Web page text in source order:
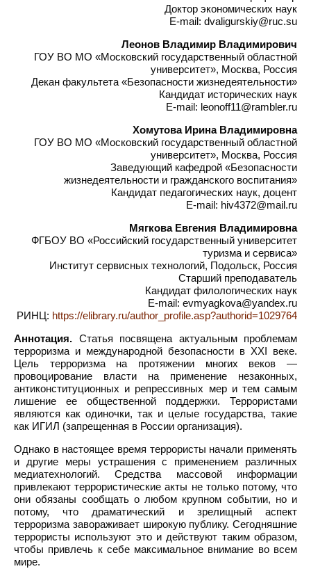
Доктор экономических наук
E-mail: dvaligurskiy@ruc.su
Леонов Владимир Владимирович
ГОУ ВО МО «Московский государственный областной
университет», Москва, Россия
Декан факультета «Безопасности жизнедеятельности»
Кандидат исторических наук
E-mail: leonoff11@rambler.ru
Хомутова Ирина Владимировна
ГОУ ВО МО «Московский государственный областной
университет», Москва, Россия
Заведующий кафедрой «Безопасности
жизнедеятельности и гражданского воспитания»
Кандидат педагогических наук, доцент
E-mail: hiv4372@mail.ru
Мягкова Евгения Владимировна
ФГБОУ ВО «Российский государственный университет
туризма и сервиса»
Институт сервисных технологий, Подольск, Россия
Старший преподаватель
Кандидат филологических наук
E-mail: evmyagkova@yandex.ru
РИНЦ: https://elibrary.ru/author_profile.asp?authorid=1029764
Аннотация. Статья посвящена актуальным проблемам
терроризма и международной безопасности в XXI веке.
Цель терроризма на протяжении многих веков —
провоцирование власти на применение незаконных,
антиконституционных и репрессивных мер и тем самым
лишение ее общественной поддержки. Террористами
являются как одиночки, так и целые государства, такие
как ИГИЛ (запрещенная в России организация).
Однако в настоящее время террористы начали применять
и другие меры устрашения с применением различных
медиатехнологий. Средства массовой информации
привлекают террористические акты не только потому, что
они обязаны сообщать о любом крупном событии, но и
потому, что драматический и зрелищный аспект
терроризма завораживает широкую публику. Сегодняшние
террористы используют это и действуют таким образом,
чтобы привлечь к себе максимальное внимание во всем
мире.